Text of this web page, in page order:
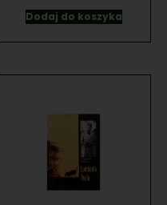
Dodaj do koszyka